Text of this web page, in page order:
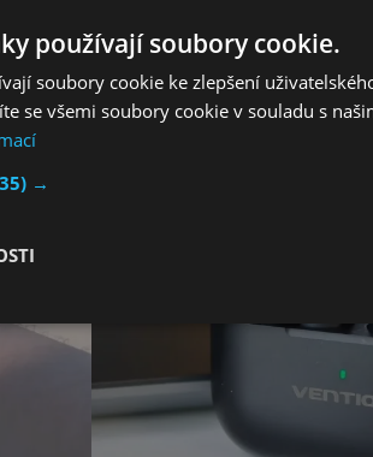
používají soubory cookie.
soubory cookie ke zlepšení
se všemi soubory cookie v souladu s
→